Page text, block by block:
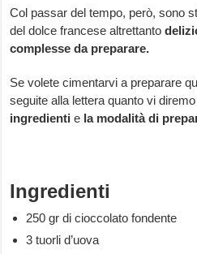
Col passar del tempo, però, sono
del dolce francese altrettanto
complesse da preparare.
Se volete cimentarvi a preparare
seguite alla lettera quanto vi
ingredienti e la modalità di
Ingredienti
250 gr di cioccolato fondente
3 tuorli d’uova